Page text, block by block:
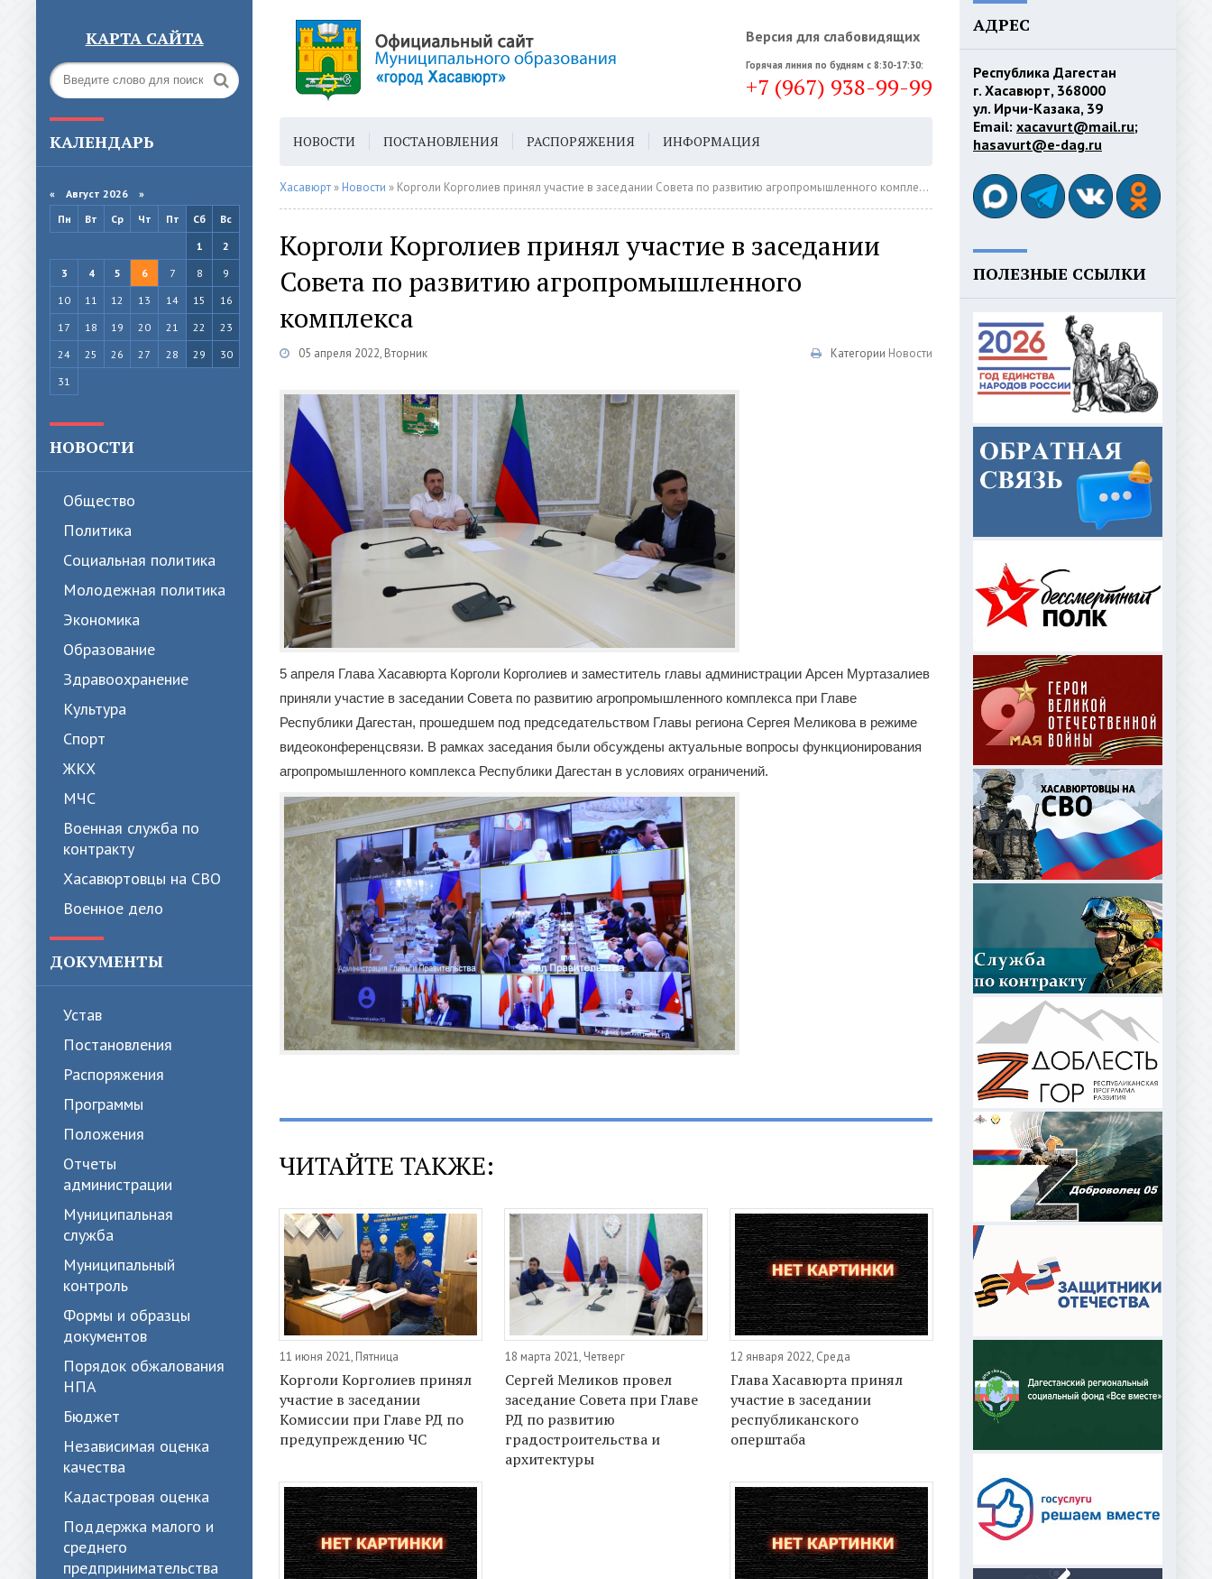
КАРТА САЙТА Версия для слабовидящих
Горячая линия по будням с 8:30-17:30:
+7 (967) 938-99-99
КАЛЕНДАРЬ
« Август 2026 »
Пн
Вт Ср Чт Пт Сб
Вс
1
2
3
4 5 6 7 8
9
10
11 12 13 14 15
16
17
18 19 20 21 22
23
24
25 26 27 28 29
30
31
НОВОСТИ
Общество
Политика
Cоциальная политика
Молодежная политика
Экономика
Образование
Здравоохранение
Культура
Спорт
ЖКХ
МЧС
Военная служба по
контракту
Хасавюртовцы на СВО
Военное дело
ДОКУМЕНТЫ
Устав
Постановления
Распоряжения
Программы
Положения
Отчеты
администрации
Муниципальная
служба
Муниципальный
контроль
Формы и образцы
документов
Порядок обжалования
НПА
Бюджет
Независимая оценка
качества
Кадастровая оценка
Поддержка малого и
среднего
предпринимательства
НОВОСТИ ПОСТАНОВЛЕНИЯ РАСПОРЯЖЕНИЯ ИНФОРМАЦИЯ
ГОРОДСКАЯ СРЕДА ГЕН. ПЛАН
Хасавюрт » Новости » Корголи Корголиев принял участие в заседании Совета по развитию агропромышленного комплекса
Корголи Корголиев принял участие в заседании
Совета по развитию агропромышленного
комплекса
05 апреля 2022, Вторник Категории Новости
5 апреля Глава Хасавюрта Корголи Корголиев и заместитель главы администрации Арсен Муртазалиев
приняли участие в заседании Совета по развитию агропромышленного комплекса при Главе
Республики Дагестан, прошедшем под председательством Главы региона Сергея Меликова в режиме
видеоконференцсвязи. В рамках заседания были обсуждены актуальные вопросы функционирования
агропромышленного комплекса Республики Дагестан в условиях ограничений.
ЧИТАЙТЕ ТАКЖЕ:
11 июня 2021, Пятница
Корголи Корголиев принял
участие в заседании
Комиссии при Главе РД по
предупреждению ЧС
18 марта 2021, Четверг
Сергей Меликов провел
заседание Совета при Главе
РД по развитию
градостроительства и
архитектуры
12 января 2022, Среда
Глава Хасавюрта принял
участие в заседании
республиканского
оперштаба
АДРЕС
Республика Дагестан
г. Хасавюрт, 368000
ул. Ирчи-Казака, 39
Email: xacavurt@mail.ru;
hasavurt@e-dag.ru
ПОЛЕЗНЫЕ ССЫЛКИ